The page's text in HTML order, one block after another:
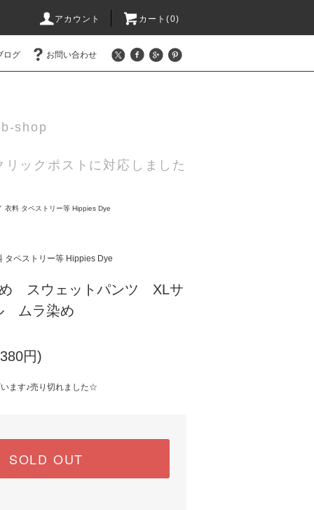
アカウント カート(0)
ログ お問い合わせ
shop
ックポストに対応しました
衣料 タペストリー等 Hippies Dye
タペストリー等 Hippies Dye
め スウェットパンツ XLサ
ムラ染め
円)
ます♪売り切れました☆
SOLD OUT